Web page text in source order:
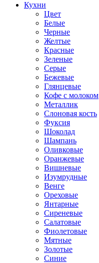
Кухни
Цвет
Белые
Черные
Желтые
Красные
Зеленые
Серые
Бежевые
Глянцевые
Кофе с молоком
Металлик
Слоновая кость
Фуксия
Шоколад
Шампань
Оливковые
Оранжевые
Вишневые
Изумрудные
Венге
Ореховые
Янтарные
Сиреневые
Салатовые
Фиолетовые
Мятные
Золотые
Синие